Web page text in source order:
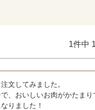
1件中 1
文してみました。
、おいしいお肉がかたまり
りました！